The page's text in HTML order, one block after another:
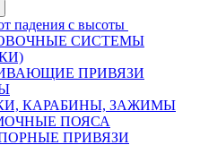
падения с высоты
СИСТЕМЫ
ПРИВЯЗИ
КАРАБИНЫ, ЗАЖИМЫ
ПОЯСА
ПРИВЯЗИ